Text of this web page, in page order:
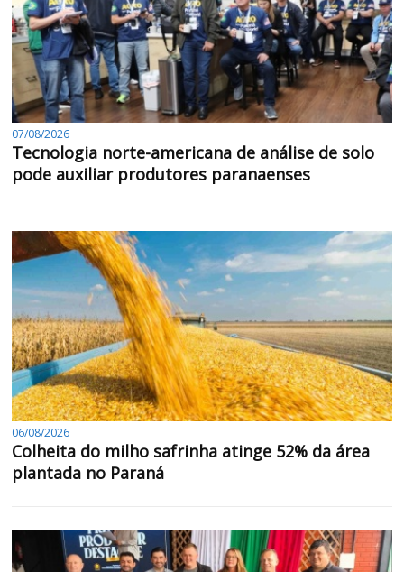
07/08/2026
Tecnologia norte-americana de análise de solo
pode auxiliar produtores paranaenses
06/08/2026
Colheita do milho safrinha atinge 52% da área
plantada no Paraná